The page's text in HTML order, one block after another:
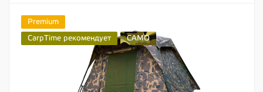
Premium
CarpTime рекомендует
CAMO